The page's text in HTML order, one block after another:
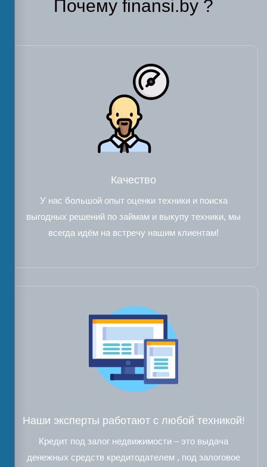
Почему finansi.by ?
Качество
У нас большой опыт оценки техники и поиска
выгодных решений по займам и выкупу техники, мы
всегда идём на встречу нашим клиентам!
Наши эксперты работают с любой техникой!
Кредит под залог недвижимости – это выдача
денежных средств кредитодателем , под залоговое